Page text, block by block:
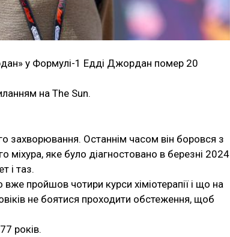
у Формулі-1 Едді Джордан помер 20
на The Sun.
захворювання. Останнім часом він боровся з
яке було діагностовано в березні 2024
і таз.
пройшов чотири курси хіміотерапії і що на
не боятися проходити обстеження, щоб
років.